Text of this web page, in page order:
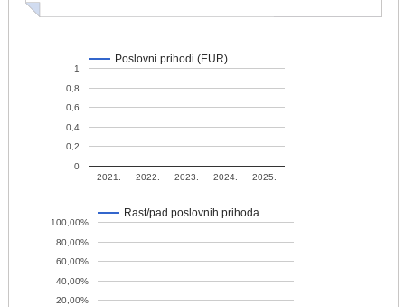
Poslovni prihodi (EUR)
2021. 2022. 2023. 2024. 2025.
0
0,2
0,4
0,6
0,8
1
Rast/pad poslovnih prihoda
20,00%
40,00%
60,00%
80,00%
100,00%